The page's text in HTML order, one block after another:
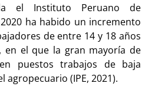
el Instituto Peruano de
ha habido un incremento
de entre 14 y 18 años
en el que la gran mayoría de
puestos trabajos de baja
(IPE, 2021).